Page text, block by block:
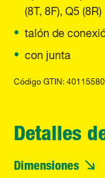
(8T, 8F), Q5 (8R)
talón de
con junta
Código GTIN:
Detalles
Dimensiones